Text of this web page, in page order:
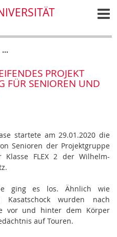
...
PROJEKT
FÜR SENIOREN UND
startete am 29.01.2020 die
Senioren der Projektgruppe
Klasse FLEX 2 der Wilhelm-
ging es los. Ähnlich wie
Kasatschock wurden nach
vor und hinter dem Körper
auf Touren.